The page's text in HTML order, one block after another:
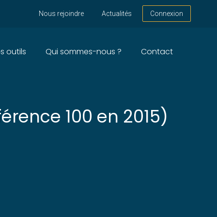
Nous rejoindre Actualités Connexion
outils Qui sommes-nous ? Contact
2025
100 en 2015)